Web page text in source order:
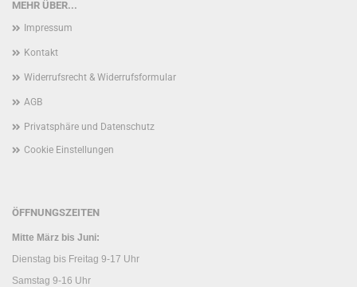
MEHR ÜBER...
Impressum
Kontakt
Widerrufsrecht & Widerrufsformular
AGB
Privatsphäre und Datenschutz
Cookie Einstellungen
ÖFFNUNGSZEITEN
Mitte März bis Juni:
Dienstag bis Freitag 9-17 Uhr
Samstag 9-16 Uhr